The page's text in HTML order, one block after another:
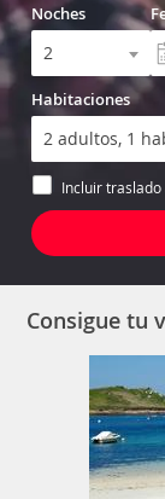
Noches
Habitaciones
Incluir traslado
Consigue tu